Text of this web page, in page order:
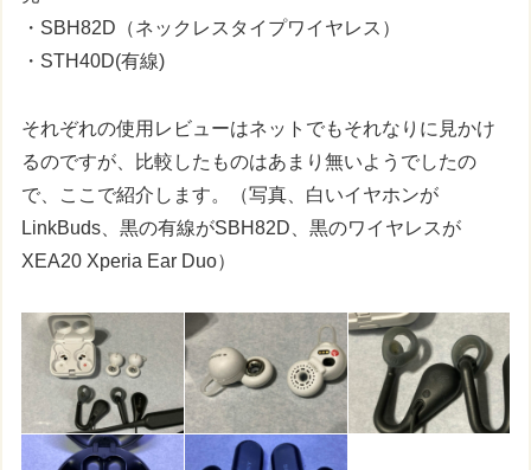
・SBH82D（ネックレスタイプワイヤレス）
・STH40D(有線)
それぞれの使用レビューはネットでもそれなりに見かけ
るのですが、比較したものはあまり無いようでしたの
で、ここで紹介します。（写真、白いイヤホンが
LinkBuds、黒の有線がSBH82D、黒のワイヤレスが
XEA20 Xperia Ear Duo）